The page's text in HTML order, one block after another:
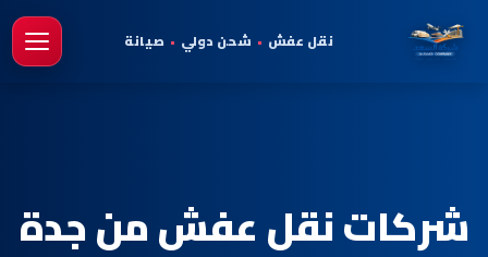
نقل عفش • شحن دولي • صيانة
شركات نقل عفش من جدة